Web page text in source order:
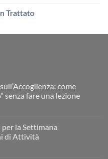
Trattato
come
senza fare una lezione
la Settimana
di Attività